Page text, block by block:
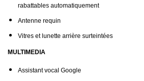
rabattables automatiquement
Antenne requin
Vitres et lunette arrière surteintées
MULTIMEDIA
Assistant vocal Google